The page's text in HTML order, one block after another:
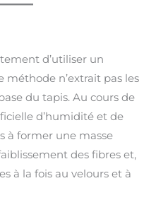
d’utiliser un
méthode n’extrait pas les
du tapis. Au cours de
d’humidité et de
à former une masse
des fibres et,
à la fois au velours et à